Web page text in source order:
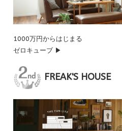
1000万円からはじまる
ゼロキューブ ▶
FREAK'S HOUSE